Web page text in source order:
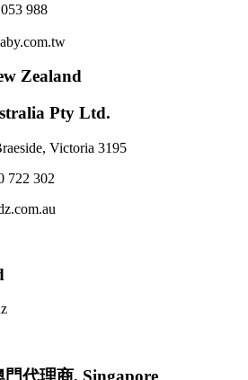
988
Zealand
Pty Ltd.
Victoria 3195
722 302
門代理商, Singapore